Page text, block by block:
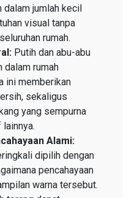
dalam jumlah kecil
visual tanpa
rumah.
Putih dan abu-abu
dalam rumah
ini memberikan
sekaligus
yang sempurna
Alami:
dipilih dengan
pencahayaan
warna tersebut.